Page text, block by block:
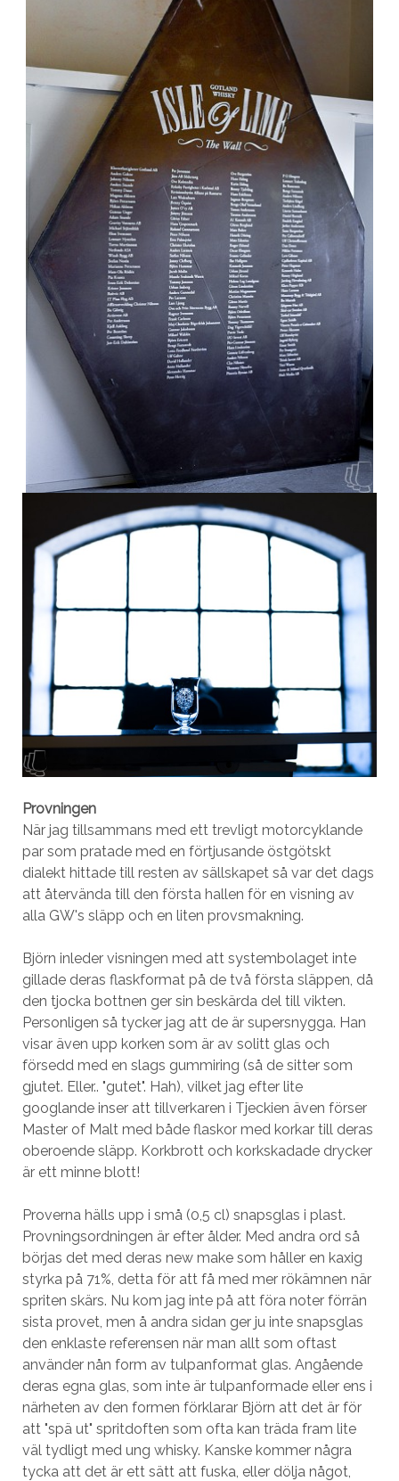
Provningen
När jag tillsammans med ett trevligt motorcyklande
par som pratade med en förtjusande östgötskt
dialekt hittade till resten av sällskapet så var det dags
att återvända till den första hallen för en visning av
alla GW's släpp och en liten provsmakning.
Björn inleder visningen med att systembolaget inte
gillade deras flaskformat på de två första släppen, då
den tjocka bottnen ger sin beskärda del till vikten.
Personligen så tycker jag att de är supersnygga. Han
visar även upp korken som är av solitt glas och
försedd med en slags gummiring (så de sitter som
gjutet. Eller.. "gutet". Hah), vilket jag efter lite
googlande inser att tillverkaren i Tjeckien även förser
Master of Malt med både flaskor med korkar till deras
oberoende släpp. Korkbrott och korkskadade drycker
är ett minne blott!
Proverna hälls upp i små (0,5 cl) snapsglas i plast.
Provningsordningen är efter ålder. Med andra ord så
börjas det med deras new make som håller en kaxig
styrka på 71%, detta för att få med mer rökämnen när
spriten skärs. Nu kom jag inte på att föra noter förrän
sista provet, men å andra sidan ger ju inte snapsglas
den enklaste referensen när man allt som oftast
använder nån form av tulpanformat glas. Angående
deras egna glas, som inte är tulpanformade eller ens i
närheten av den formen förklarar Björn att det är för
att "spä ut" spritdoften som ofta kan träda fram lite
väl tydligt med ung whisky. Kanske kommer några
tycka att det är ett sätt att fuska, eller dölja något,